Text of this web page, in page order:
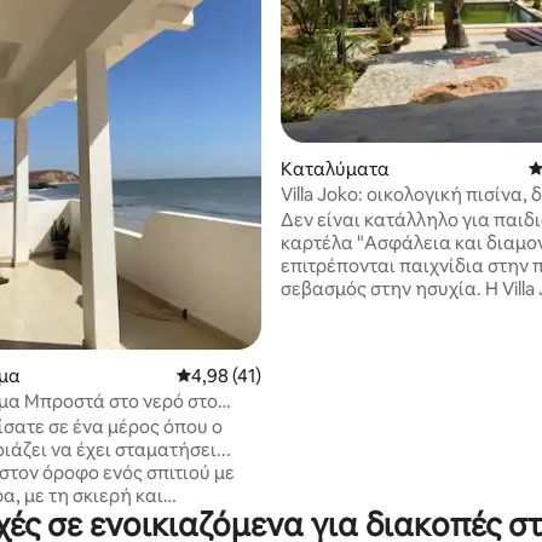
5, 24 κριτικές
Μέση βαθμολογία: 4,98 στα 5, 41 κριτικές
4,98 (41)
στο
Popenguine
σε ένα μέρος όπου ο
να έχει σταματήσει...
όροφο ενός σπιτιού με
με τη σκιερή και
βεράντα του να βλέπει
Καταλύματα
Villa Joko: οικολογική πισίνα,
θάλασσα
Δεν είναι κατάλληλο για
καρτέλα "Ασφάλεια και
επιτρέπονται παιχνίδια στην
σεβασμός στην ησυχία. Η Villa
την άνεση, τη νεωτερικότητα
σε ενοικιαζόμενα για διακοπές